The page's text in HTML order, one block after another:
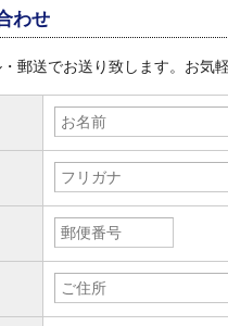
わせ
郵送でお送り致します。お気